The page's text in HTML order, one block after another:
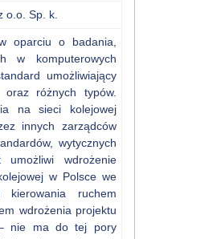
o.o. Sp. k.
oparciu o badania,
w komputerowych
umożliwiający
oraz różnych typów.
na sieci kolejowej
innych zarządców
wytycznych
wdrożenie
w Polsce we
kierowania ruchem
wdrożenia projektu
– nie ma do tej pory